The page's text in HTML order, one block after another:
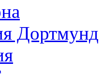
Дортмунд